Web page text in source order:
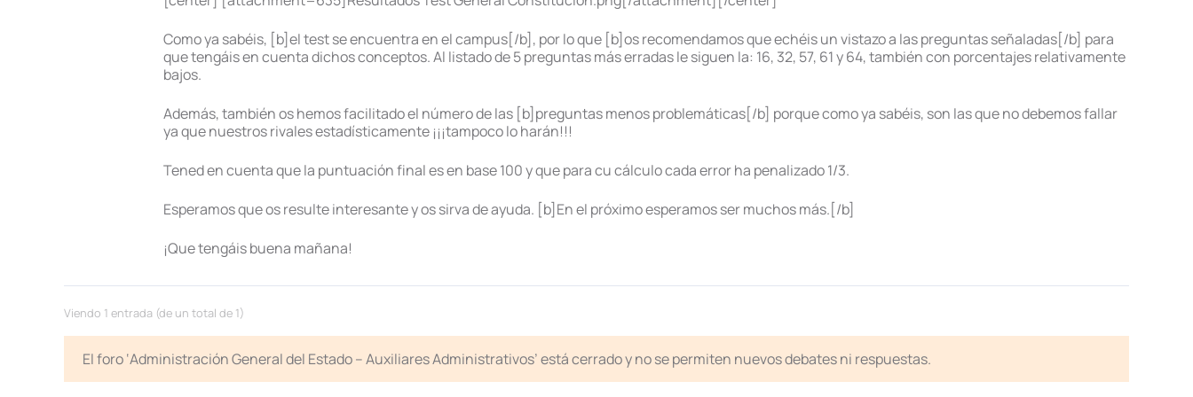
Como ya sabéis, [b]el test se encuentra en el campus[/b], por lo que [b]os recomendamos que echéis un vistazo a las preguntas señaladas[/b] para
que tengáis en cuenta dichos conceptos. Al listado de 5 preguntas más erradas le siguen la: 16, 32, 57, 61 y 64, también con porcentajes relativamente
bajos.
Además, también os hemos facilitado el número de las [b]preguntas menos problemáticas[/b] porque como ya sabéis, son las que no debemos fallar
ya que nuestros rivales estadísticamente ¡¡¡tampoco lo harán!!!
Tened en cuenta que la puntuación final es en base 100 y que para cu cálculo cada error ha penalizado 1/3.
Esperamos que os resulte interesante y os sirva de ayuda. [b]En el próximo esperamos ser muchos más.[/b]
¡Que tengáis buena mañana!
Viendo 1 entrada (de un total de 1)
El foro ‘Administración General del Estado – Auxiliares Administrativos’ está cerrado y no se permiten nuevos debates ni respuestas.